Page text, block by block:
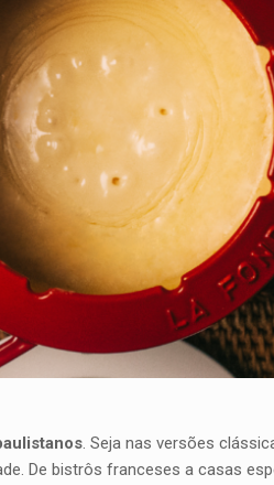
. Seja nas versões
De bistrôs franceses a casas